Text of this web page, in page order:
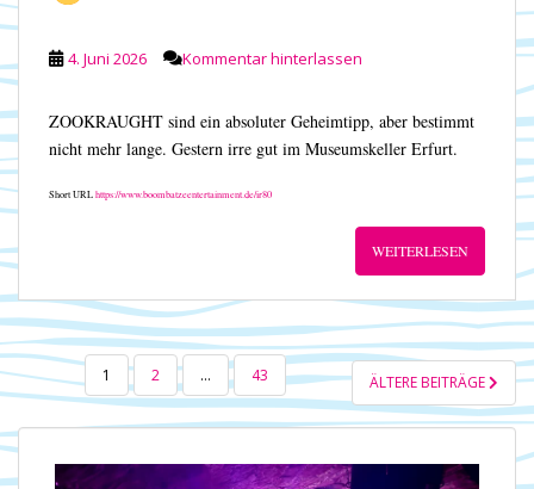
4. Juni 2026 Kommentar hinterlassen
ZOOKRAUGHT sind ein absoluter Geheimtipp, aber bestimmt
nicht mehr lange. Gestern irre gut im Museumskeller Erfurt.
Short URLhttps://www.boombatzeentertainment.de/ir80
WEITERLESEN
SEITENNUMMERIERUNG
DER
BEITRÄGE
1 2 … 43 ÄLTERE BEITRÄGE